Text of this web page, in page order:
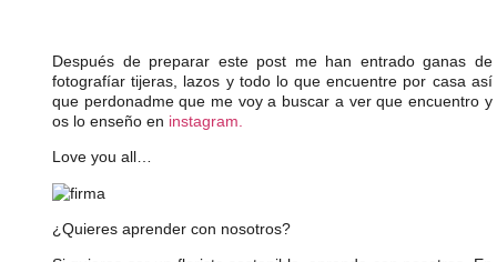
Después de preparar este post me han entrado ganas de
fotografíar tijeras, lazos y todo lo que encuentre por casa así
que perdonadme que me voy a buscar a ver que encuentro y
os lo enseño en instagram.
Love you all…
¿Quieres aprender con nosotros?